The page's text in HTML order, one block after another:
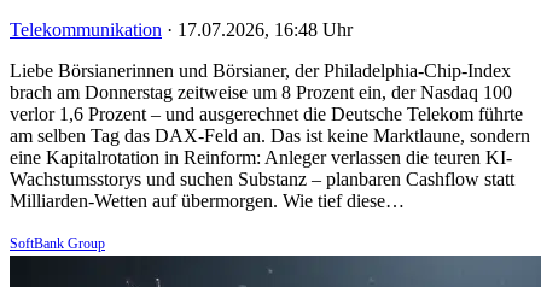
Telekommunikation · 17.07.2026, 16:48 Uhr
Liebe Börsianerinnen und Börsianer, der Philadelphia-Chip-Index
brach am Donnerstag zeitweise um 8 Prozent ein, der Nasdaq 100
verlor 1,6 Prozent – und ausgerechnet die Deutsche Telekom führte
am selben Tag das DAX-Feld an. Das ist keine Marktlaune, sondern
eine Kapitalrotation in Reinform: Anleger verlassen die teuren KI-
Wachstumsstorys und suchen Substanz – planbaren Cashflow statt
Milliarden-Wetten auf übermorgen. Wie tief diese…
SoftBank Group